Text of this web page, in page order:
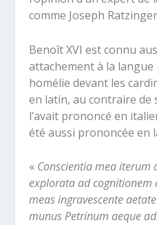
comme Joseph
Benoît XVI est connu
attachement à la langue
homélie devant les
en latin, au contraire de
l’avait prononcé en
été aussi prononcée en
« Conscientia mea
explorata ad cognitionem
meas ingravescente
munus Petrinum aeque